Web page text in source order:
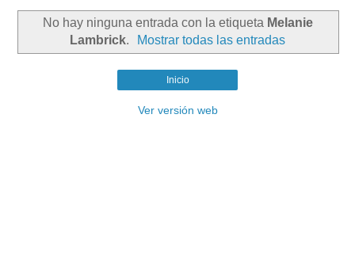
No hay ninguna entrada con la etiqueta Melanie
Lambrick. Mostrar todas las entradas
Inicio
Ver versión web